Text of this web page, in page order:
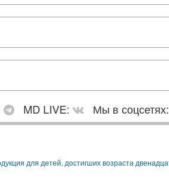
MD LIVE: Мы в соцсетях: